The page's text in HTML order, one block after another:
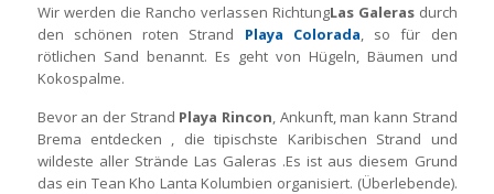
Wir werden die Rancho verlassen RichtungLas Galerasdurch
den schönen roten Strand Playa Colorada, so für den
rötlichen Sand benannt. Es geht von Hügeln, Bäumen und
Kokospalme.
Bevor an der Strand Playa Rincon, Ankunft, man kann Strand
Brema entdecken , die tipischste Karibischen Strand und
wildeste aller Strände Las Galeras .Es ist aus diesem Grund
das ein Tean Kho Lanta Kolumbien organisiert. (Überlebende).